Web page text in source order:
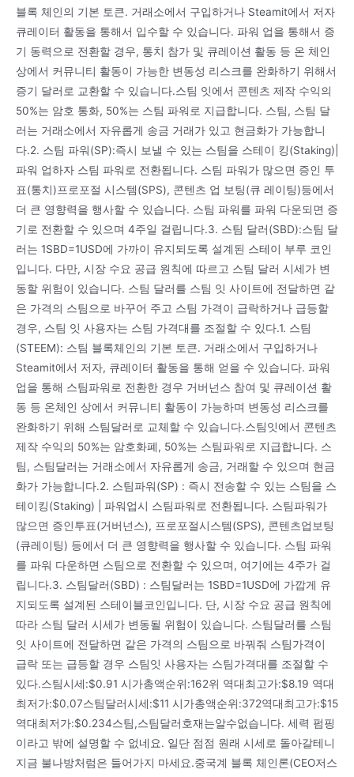
블록 체인의 기본 토큰. 거래소에서 구입하거나 Steamit에서 저자
큐레이터 활동을 통해서 입수할 수 있습니다. 파워 업을 통해서 증
기 동력으로 전환할 경우, 통치 참가 및 큐레이션 활동 등 온 체인
상에서 커뮤니티 활동이 가능한 변동성 리스크를 완화하기 위해서
증기 달러로 교환할 수 있습니다.스팀 잇에서 콘텐츠 제작 수익의
50%는 암호 통화, 50%는 스팀 파워로 지급합니다. 스팀, 스팀 달
러는 거래소에서 자유롭게 송금 거래가 있고 현금화가 가능합니
다.2. 스팀 파워(SP):즉시 보낼 수 있는 스팀을 스테이 킹(Staking)|
파워 업하자 스팀 파워로 전환됩니다. 스팀 파워가 많으면 증인 투
표(통치)프로포절 시스템(SPS), 콘텐츠 업 보팅(큐 레이팅)등에서
더 큰 영향력을 행사할 수 있습니다. 스팀 파워를 파워 다운되면 증
기로 전환할 수 있으며 4주일 걸립니다.3. 스팀 달러(SBD):스팀 달
러는 1SBD=1USD에 가까이 유지되도록 설계된 스테이 부루 코인
입니다. 다만, 시장 수요 공급 원칙에 따르고 스팀 달러 시세가 변
동할 위험이 있습니다. 스팀 달러를 스팀 잇 사이트에 전달하면 같
은 가격의 스팀으로 바꾸어 주고 스팀 가격이 급락하거나 급등할
경우, 스팀 잇 사용자는 스팀 가격대를 조절할 수 있다.1. 스팀
(STEEM): 스팀 블록체인의 기본 토큰. 거래소에서 구입하거나
Steamit에서 저자, 큐레이터 활동을 통해 얻을 수 있습니다. 파워
업을 통해 스팀파워로 전환한 경우 거버넌스 참여 및 큐레이션 활
동 등 온체인 상에서 커뮤니티 활동이 가능하며 변동성 리스크를
완화하기 위해 스팀달러로 교체할 수 있습니다.스팀잇에서 콘텐츠
제작 수익의 50%는 암호화폐, 50%는 스팀파워로 지급합니다. 스
팀, 스팀달러는 거래소에서 자유롭게 송금, 거래할 수 있으며 현금
화가 가능합니다.2. 스팀파워(SP) : 즉시 전송할 수 있는 스팀을 스
테이킹(Staking) | 파워업시 스팀파워로 전환됩니다. 스팀파워가
많으면 증인투표(거버넌스), 프로포절시스템(SPS), 콘텐츠업보팅
(큐레이팅) 등에서 더 큰 영향력을 행사할 수 있습니다. 스팀 파워
를 파워 다운하면 스팀으로 전환할 수 있으며, 여기에는 4주가 걸
립니다.3. 스팀달러(SBD) : 스팀달러는 1SBD=1USD에 가깝게 유
지되도록 설계된 스테이블코인입니다. 단, 시장 수요 공급 원칙에
따라 스팀 달러 시세가 변동될 위험이 있습니다. 스팀달러를 스팀
잇 사이트에 전달하면 같은 가격의 스팀으로 바꿔줘 스팀가격이
급락 또는 급등할 경우 스팀잇 사용자는 스팀가격대를 조절할 수
있다.스팀시세:$0.91 시가총액순위:162위 역대최고가:$8.19 역대
최저가:$0.07스팀달러시세:$11 시가총액순위:372역대최고가:$15
역대최저가:$0.234스팀,스팀달러호재는알수없습니다. 세력 펌핑
이라고 밖에 설명할 수 없네요. 일단 점점 원래 시세로 돌아갈테니
지금 불나방처럼은 들어가지 마세요.중국계 블록 체인론(CEO저스